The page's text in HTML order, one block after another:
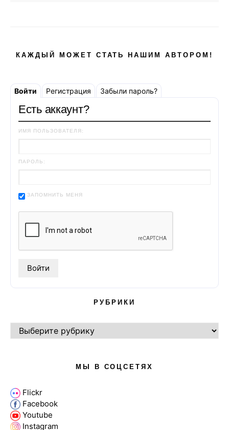
КАЖДЫЙ МОЖЕТ СТАТЬ НАШИМ АВТОРОМ!
Войти Регистрация Забыли пароль?
Есть аккаунт?
ИМЯ ПОЛЬЗОВАТЕЛЯ:
ПАРОЛЬ:
ЗАПОМНИТЬ МЕНЯ
РУБРИКИ
МЫ В СОЦСЕТЯХ
Flickr
Facebook
Youtube
Instagram